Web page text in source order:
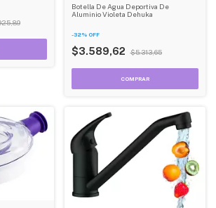
Botella De Agua Deportiva De
Aluminio Violeta Dehuka
-32% OFF
$3.589,62 $5.313,65